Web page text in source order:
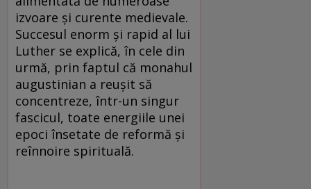
izvoare și curente medievale.
Succesul enorm și rapid al lui
Luther se explică, în cele din
urmă, prin faptul că monahul
augustinian a reușit să
concentreze, într-un singur
fascicul, toate energiile unei
epoci însetate de reformă și
reînnoire spirituală.